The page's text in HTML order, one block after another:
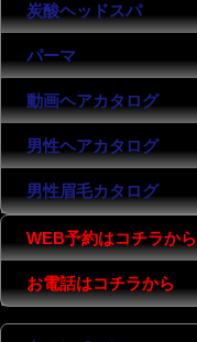
炭酸ヘッドスパ
パーマ
動画ヘアカタログ
男性ヘアカタログ
男性眉毛カタログ
WEB予約はコチラから
お電話はコチラから